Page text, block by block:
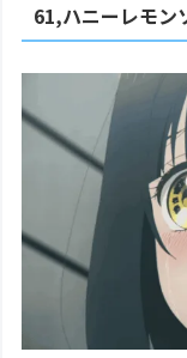
61,ハニーレモン